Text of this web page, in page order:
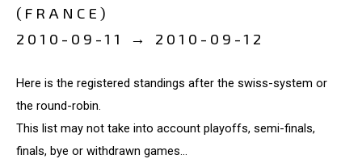
(FRANCE)
2010-09-11 → 2010-09-12
Here is the registered standings after the swiss-system or
the round-robin.
This list may not take into account playoffs, semi-finals,
finals, bye or withdrawn games...